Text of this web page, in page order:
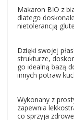
Makaron BIO z
dlatego
nietolerancją
Dzięki swojej
strukturze,
go idealną bazą
innych potraw
Wykonany z
zapewnia
co sprzyja